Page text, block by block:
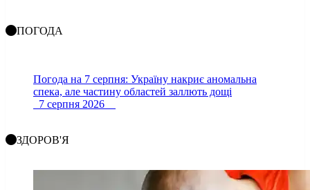
ПОГОДА
Погода на 7 серпня: Україну накриє аномальна
спека, але частину областей заллють дощі
7 серпня 2026
ЗДОРОВ'Я